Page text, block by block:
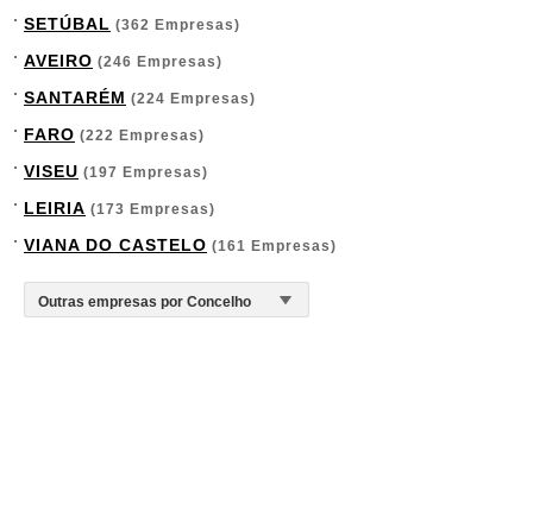
SETÚBAL (362 Empresas)
AVEIRO (246 Empresas)
SANTARÉM (224 Empresas)
FARO (222 Empresas)
VISEU (197 Empresas)
LEIRIA (173 Empresas)
VIANA DO CASTELO (161 Empresas)